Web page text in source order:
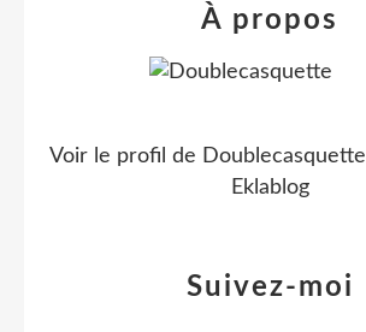
Suivez-moi
À propos
Voir le profil de Doublecasquette
Eklablog